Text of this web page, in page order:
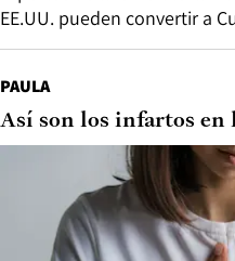
EE.UU. pueden convertir a
PAULA
Así son los infartos en